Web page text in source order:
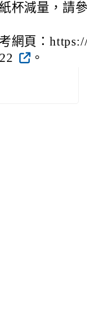
杯減量，請
網頁：
。